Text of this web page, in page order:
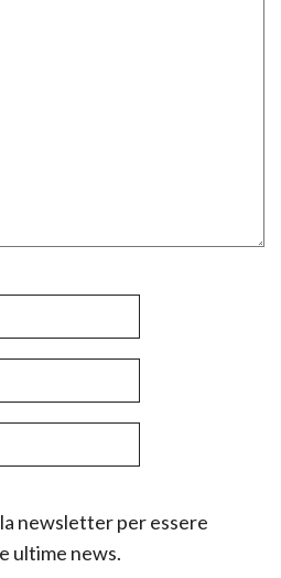
newsletter per essere
ultime news.